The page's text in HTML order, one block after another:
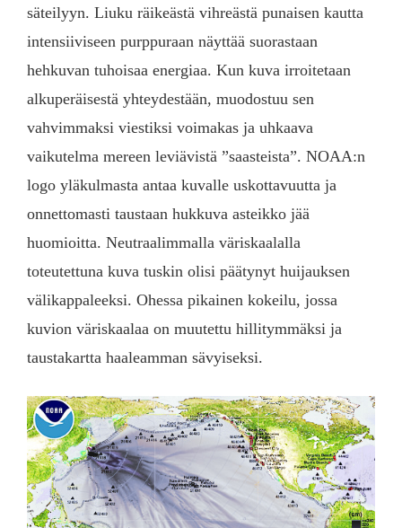
säteilyyn. Liuku räikeästä vihreästä punaisen kautta
intensiiviseen purppuraan näyttää suorastaan
hehkuvan tuhoisaa energiaa. Kun kuva irroitetaan
alkuperäisestä yhteydestään, muodostuu sen
vahvimmaksi viestiksi voimakas ja uhkaava
vaikutelma mereen leviävistä ”saasteista”. NOAA:n
logo yläkulmasta antaa kuvalle uskottavuutta ja
onnettomasti taustaan hukkuva asteikko jää
huomioitta. Neutraalimmalla väriskaalalla
toteutettuna kuva tuskin olisi päätynyt huijauksen
välikappaleeksi. Ohessa pikainen kokeilu, jossa
kuvion väriskaalaa on muutettu hillitymmäksi ja
taustakartta haaleamman sävyiseksi.